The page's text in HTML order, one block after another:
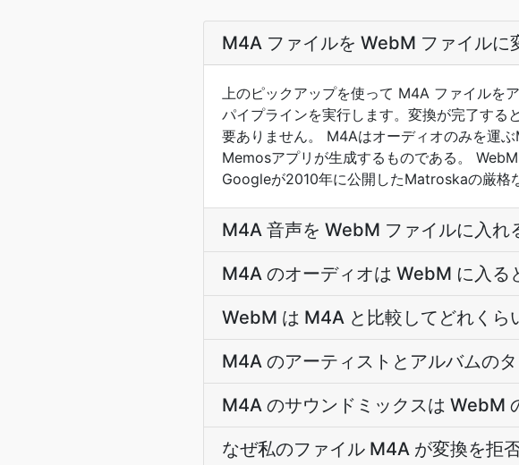
M4A ファイルを WebM ファイルに
上のピックアップを使って M4A ファイルを
パイプラインを実行します。変換が完了する
要ありません。 M4Aはオーディオのみを運
Memosアプリが生成するものである。
Googleが2010年に公開したMatroskaの厳格
M4A 音声を WebM ファイルに入れ
M4A のオーディオは WebM に入る
WebM は M4A と比較してどれくら
M4A のアーティストとアルバムの
M4A のサウンドミックスは WebM
なぜ私のファイル M4A が変換を拒